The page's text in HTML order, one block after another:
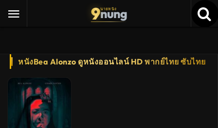
9นายหนัง
nung
หนังBea Alonzo ดูหนังออนไลน์ HD พากย์ไทย ซับไทย